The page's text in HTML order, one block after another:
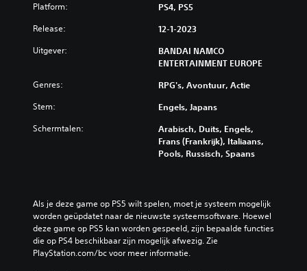
Platform: PS4, PS5
Release: 12-1-2023
Uitgever:
BANDAI NAMCO
ENTERTAINMENT EUROPE
Genres: RPG's, Avontuur, Actie
Stem: Engels, Japans
Schermtalen:
Arabisch, Duits, Engels,
Frans (Frankrijk), Italiaans,
Pools, Russisch, Spaans
Als je deze game op PS5 wilt spelen, moet je systeem mogelijk
worden geüpdatet naar de nieuwste systeemsoftware. Hoewel
deze game op PS5 kan worden gespeeld, zijn bepaalde functies
die op PS4 beschikbaar zijn mogelijk afwezig. Zie
PlayStation.com/bc voor meer informatie.